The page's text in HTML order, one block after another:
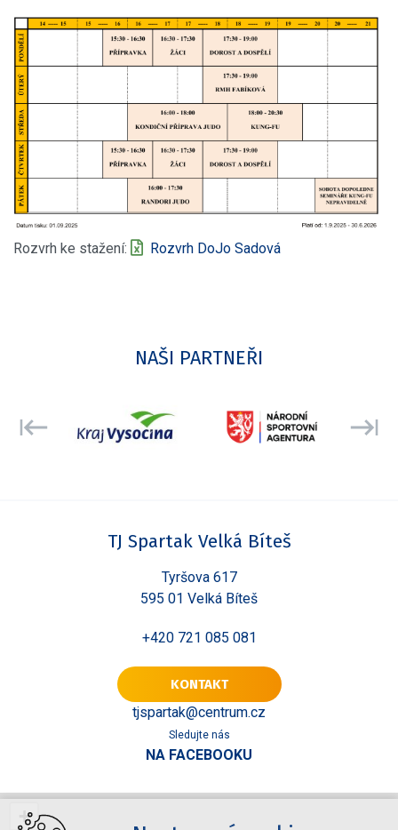
Rozvrh ke stažení: Rozvrh DoJo Sadová
NAŠI PARTNEŘI
TJ Spartak Velká Bíteš
Tyršova 617
595 01 Velká Bíteš
+420 721 085 081
KONTAKT
tjspartak@centrum.cz
Sledujte nás
NA FACEBOOKU
+